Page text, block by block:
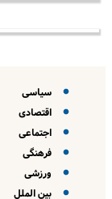
سیاسی
اقتصادی
اجتماعی
فرهنگی
ورزشی
بین الملل